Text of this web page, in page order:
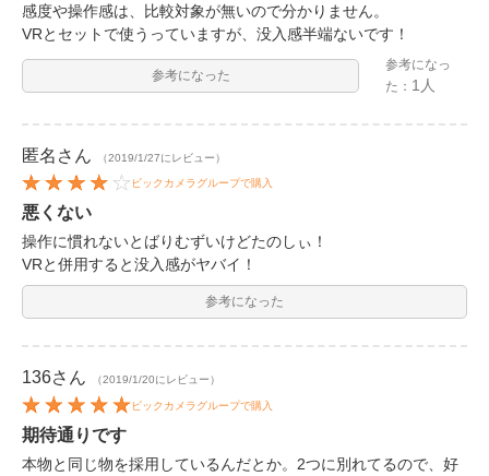
感度や操作感は、比較対象が無いので分かりません。
VRとセットで使うっていますが、没入感半端ないです！
参考になった
参考になっ
た： 1人
匿名 さん （2019/1/27にレビュー）
ビックカメラグループで購入
悪くない
操作に慣れないとばりむずいけどたのしぃ！
VRと併用すると没入感がヤバイ！
参考になった
136さん （2019/1/20にレビュー）
ビックカメラグループで購入
期待通りです
本物と同じ物を採用しているんだとか。2つに別れてるので、好